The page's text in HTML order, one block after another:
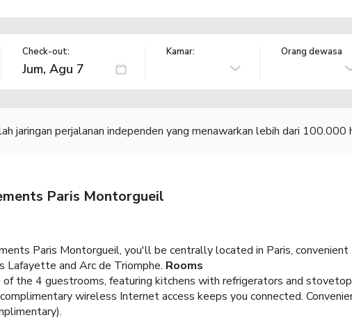
Check-out: Kamar: Orang dewasa
jaringan perjalanan independen yang menawarkan lebih dari 100.000
Paris Montorgueil
Paris Montorgueil, you'll be centrally located in Paris,
Lafayette and Arc de Triomphe. Rooms
of the 4 guestrooms, featuring kitchens with refrigerators and
wireless Internet access keeps you connected.